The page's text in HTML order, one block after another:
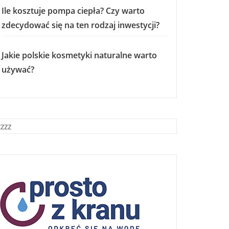
Ile kosztuje pompa ciepła? Czy warto
zdecydować się na ten rodzaj inwestycji?
Jakie polskie kosmetyki naturalne warto
używać?